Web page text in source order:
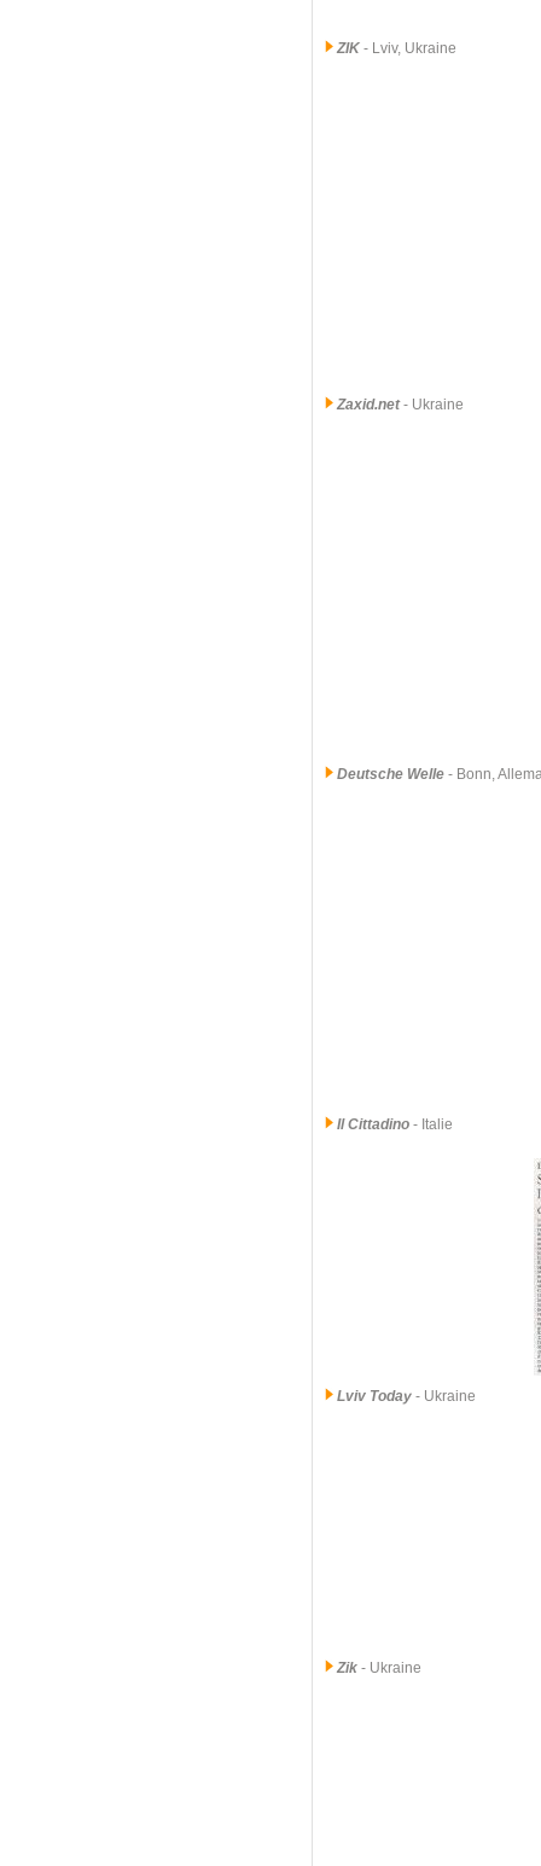
ZIK - Lviv, Ukraine
Zaxid.net- Ukraine
Deutsche Welle - Bonn,
Il Cittadino - Italie
Lviv Today - Ukraine
Zik - Ukraine